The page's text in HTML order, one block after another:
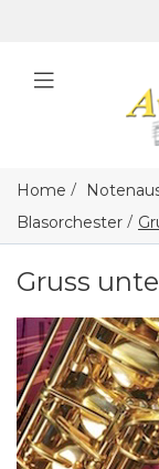
Home /
Blasorchester /
Gruss